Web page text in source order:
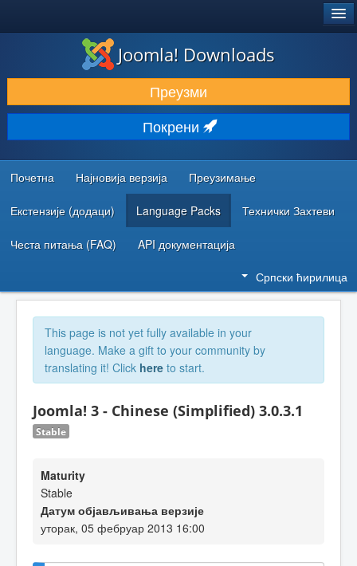
ПРЕУЗИМАЊЕ И ПРОШИРЕЊА (ЕКСТЕНЗИЈЕ)
ОТКРИЈТЕ И НАУЧИТЕ
ЗАЈЕДНИЦА И ПОДРШКА
РЕСУРСИ ЗА РАЗВОЈ
Joomla! Downloads
Преузми
Покрени
Почетна Најновија верзија Преузимање
Екстензије (додаци) Language Packs Технички Захтеви
Честа питања (FAQ) API документација
Српски ћирилица
This page is not yet fully available in your
language. Make a gift to your community by
translating it! Click here to start.
Joomla! 3 - Chinese (Simplified) 3.0.3.1
Stable
Maturity
Stable
Датум објављивања верзије
уторак, 05 фебруар 2013 16:00